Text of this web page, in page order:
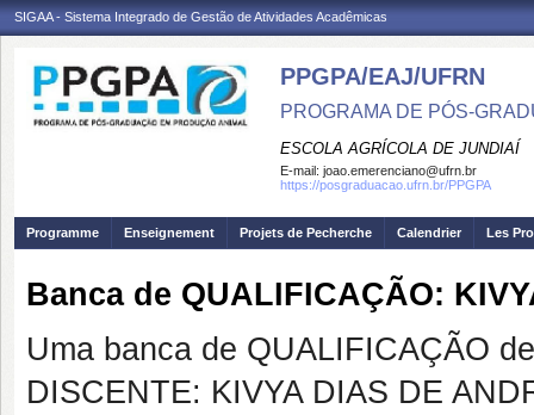
SIGAA - Sistema Integrado de Gestão de Atividades Acadêmicas
PPGPA/EAJ/UFRN
PROGRAMA DE PÓS-
ESCOLA AGRÍCOLA DE JUNDIAÍ
E-mail: joao.emerenciano@ufrn.br
https://posgraduacao.ufrn.br/PPGPA
Programme Enseignement Projets de Pecherche Calendrier Les
Banca de QUALIFICAÇÃO:
Uma banca de QUALIFICAÇÃO
DISCENTE: KIVYA DIAS DE